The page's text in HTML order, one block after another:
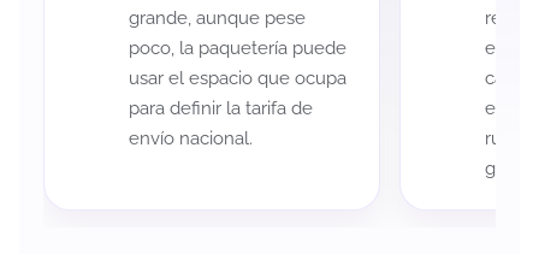
grande, aunque pese
poco, la paquetería puede
usar el espacio que ocupa
para definir la tarifa de
envío nacional.
cada
es
ruta
guía